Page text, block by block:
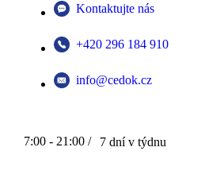
Kontaktujte nás
+420 296 184 910
info@cedok.cz
7:00 - 21:00 / 7 dní v týdnu